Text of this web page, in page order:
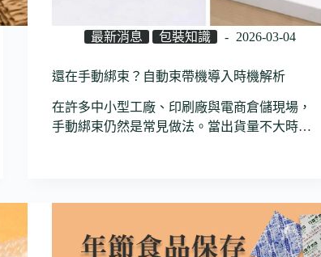
最新消息 包裝知識 2026-03-04
還在手動綁束？自動束帶機導入時機解析
在許多中小型工廠、印刷廠與電商倉儲現場，
手動綁束仍然是常見做法。當出貨量不大時…